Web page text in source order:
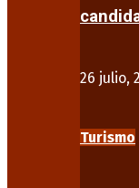
26 julio,
Turismo